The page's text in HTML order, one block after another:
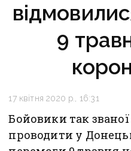
9
17 квітня 2020 р., 16:31
Бойовики так
проводити у